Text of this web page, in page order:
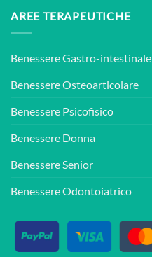
AREE TERAPEUTICHE
Benessere Gastro-intestinale
Benessere Osteoarticolare
Benessere Psicofisico
Benessere Donna
Benessere Senior
Benessere Odontoiatrico